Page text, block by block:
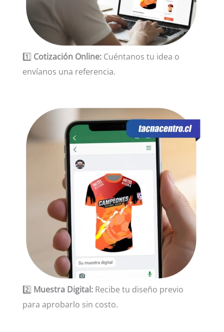
1️⃣ Cotización Online:Cuéntanos tu idea o
envíanos una referencia.
2️⃣ Muestra Digital:Recibe tu diseño previo
para aprobarlo sin costo.